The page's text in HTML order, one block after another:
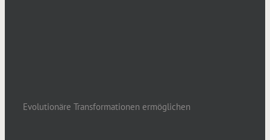
Evolutionäre Transformationen ermöglichen